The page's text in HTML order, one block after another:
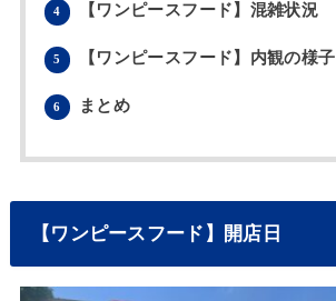
4 【ワンピースフード】混雑状況
5 【ワンピースフード】内観の様子
6 まとめ
【ワンピースフード】開店日